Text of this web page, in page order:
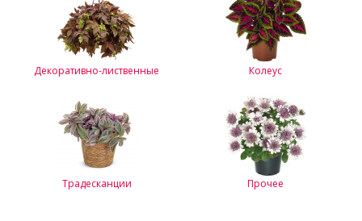
Декоративно-лиственные Колеус
Традесканции Прочее